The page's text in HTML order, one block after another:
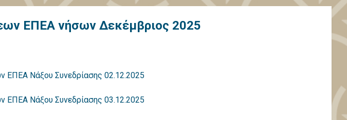
ΕΠΕΑ νήσων Δεκέμβριος 2025
Νάξου Συνεδρίασης 02.12.2025
Νάξου Συνεδρίασης 03.12.2025